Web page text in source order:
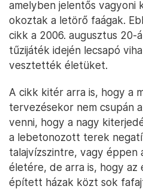
amelyben jelentős vagyoni
okoztak a letörő faágak.
cikk a 2006. augusztus 20-
tűzijáték idején lecsapó
vesztették életüket.
A cikk kitér arra is, hogy a
tervezésekor nem csupán
venni, hogy a nagy
a lebetonozott terek
talajvízszintre, vagy
életére, de arra is, hogy az
épített házak közt sok